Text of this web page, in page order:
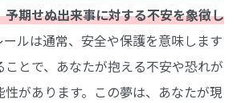
期せぬ出来事に対する不安を象徴し
ールは通常、安全や保護を意味します
とで、あなたが抱える不安や恐れが
があります。この夢は、あなたが現